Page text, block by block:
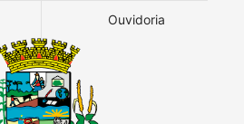
Ouvidoria